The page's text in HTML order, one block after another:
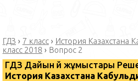
ГДЗ › 7 класс › История Казахстана
класс 2018 › Вопрос 2
ГДЗ Дайын үй жұмыстары
История Казахстана